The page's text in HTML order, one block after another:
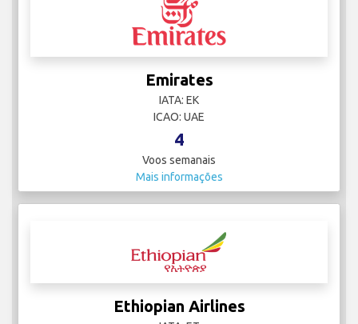
Emirates
IATA: EK
ICAO: UAE
4
Voos semanais
Mais informações
Ethiopian Airlines